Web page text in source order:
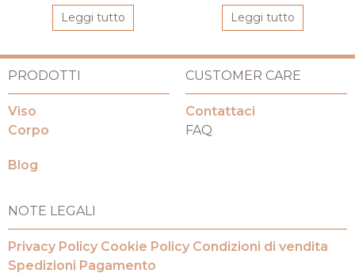
Leggi tutto Leggi tutto
PRODOTTI
Viso
Corpo
Blog
NOTE LEGALI
Privacy Policy Cookie Policy Condizioni di vendita
Spedizioni Pagamento
CUSTOMER CARE
Contattaci
FAQ